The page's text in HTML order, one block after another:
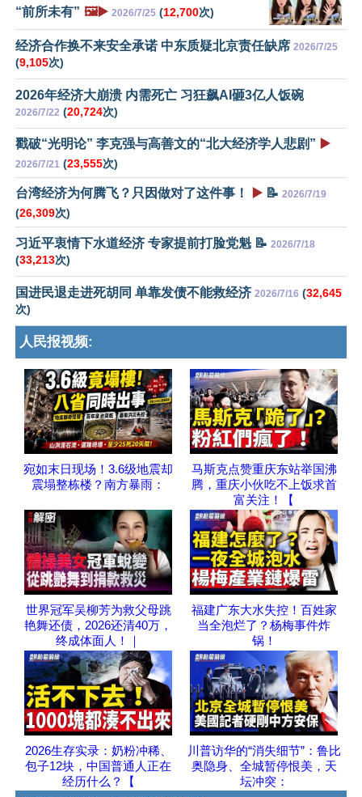
“前所未有” 🖼️▶️ 2026/7/25 (12,700次)
经济合作换不来安全承诺 中东质疑北京责任缺席 2026/7/25
(9,105次)
2026年经济大崩溃 内需死亡 习狂飙AI砸3亿人饭碗
2026/7/22 (20,724次)
戳破“光明论” 李克强与高善文的“北大经济学人悲剧” ▶️
2026/7/21 (23,555次)
台湾经济为何腾飞？只因做对了这件事！ ▶️ 📝 2026/7/19
(26,309次)
习近平衷情下水道经济 专家提前打脸党魁 📝 2026/7/18
(33,213次)
国进民退走进死胡同 单靠发债不能救经济 2026/7/16 (32,645
次)
人民报视频:
宛如末日现场！3.6级地震却
震塌整栋楼？南方暴雨：
马斯克点赞重庆东站举国沸
腾，重庆小伙吃不上饭求首
富关注！【
世界冠军吴柳芳为救父母跳
艳舞还债，2026还清40万，
终成体面人！｜
福建广东大水失控！百姓家
当全泡烂了？杨梅事件炸
锅！
2026生存实录：奶粉冲稀、
包子12块，中国普通人正在
经历什么？【
川普访华的“消失细节”：鲁比
奥隐身、全城暂停恨美，天
坛冲突：